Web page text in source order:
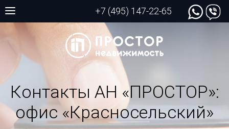
+7 (495) 147-22-65
Контакты АН «ПРОСТОР»:
офис «Красносельский»